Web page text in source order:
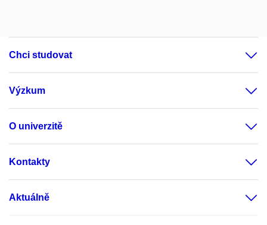
Chci studovat
Výzkum
O univerzitě
Kontakty
Aktuálně